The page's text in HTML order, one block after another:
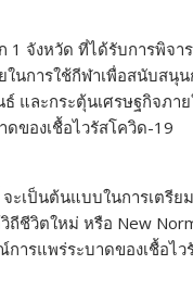
1 จังหวัด ที่ได้รับการพิจา
นการใช้กีฬาเพื่อสนับสนุ
และกระตุ้นเศรษฐกิจภ
ของเชื้อไวรัสโควิด-19
ะเป็นต้นแบบในการเตรี
ถีชีวิตใหม่ หรือ New
ารแพร่ระบาดของเชื้อ